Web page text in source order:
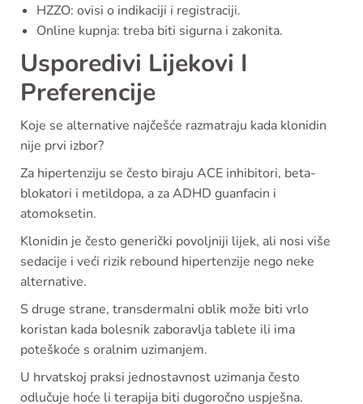
HZZO: ovisi o indikaciji i registraciji.
Online kupnja: treba biti sigurna i zakonita.
Usporedivi Lijekovi I
Preferencije
Koje se alternative najčešće razmatraju kada klonidin
nije prvi izbor?
Za hipertenziju se često biraju ACE inhibitori, beta-
blokatori i metildopa, a za ADHD guanfacin i
atomoksetin.
Klonidin je često generički povoljniji lijek, ali nosi više
sedacije i veći rizik rebound hipertenzije nego neke
alternative.
S druge strane, transdermalni oblik može biti vrlo
koristan kada bolesnik zaboravlja tablete ili ima
poteškoće s oralnim uzimanjem.
U hrvatskoj praksi jednostavnost uzimanja često
odlučuje hoće li terapija biti dugoročno uspješna.